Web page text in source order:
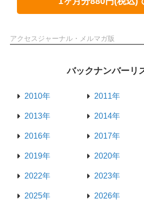
アクセスジャーナル・メルマガ版
バックナンバーリ
2010年 2011年
2013年 2014年
2016年 2017年
2019年 2020年
2022年 2023年
2025年 2026年